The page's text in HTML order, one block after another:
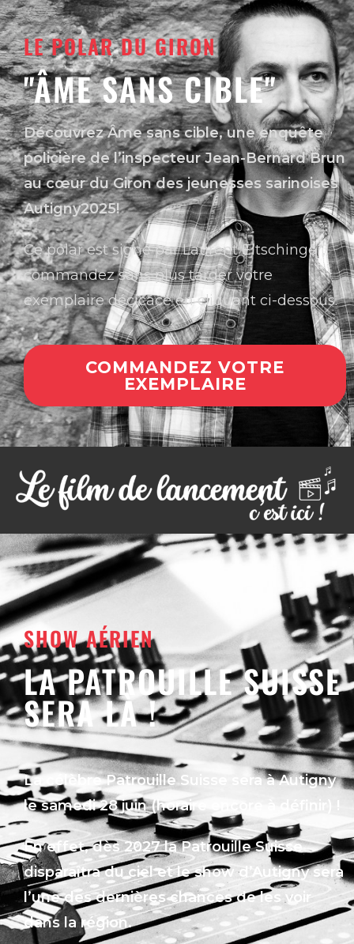
LE POLAR DU GIRON
"ÂME SANS CIBLE"
Découvrez Âme sans cible, une enquête
policière de l’inspecteur Jean-Bernard Brun
au cœur du Giron des jeunesses sarinoises
Autigny2025!
Ce polar est signé par Laurent Eltschinger,
commandez sans plus tarder votre
exemplaire décicacé en cliquant ci-dessous.
COMMANDEZ VOTRE
EXEMPLAIRE
SHOW AÉRIEN
LA PATROUILLE SUISSE
SERA LÀ !
La célèbre Patrouille Suisse sera à Autigny
le samedi 28 juin (horaire encore à définir) !
En effet, dès 2027 la Patrouille Suisse
disparaîtra du ciel et le show d’Autigny sera
l’une des dernières chances de les voir
dans la région.